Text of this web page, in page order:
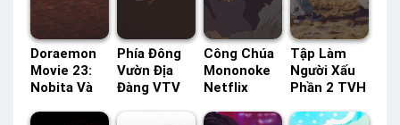
Doraemon
Movie 23:
Nobita Và
Robot
Phía Đông
Vườn Địa
Đàng VTV
Minh –
Công Chúa
Mononoke
Netflix
– Status:
Tập Làm
Người Xấu
Phần 2 TVH
Minh –